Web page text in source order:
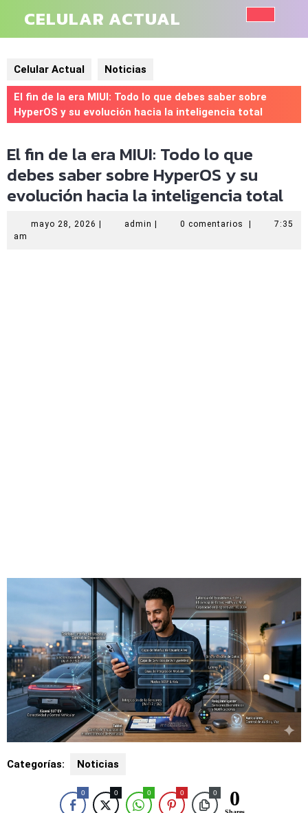
contenido
CELULAR ACTUAL
Celular Actual Noticias
El fin de la era MIUI: Todo lo que debes saber sobre
HyperOS y su evolución hacia la inteligencia total
El fin de la era MIUI: Todo lo que
debes saber sobre HyperOS y su
evolución hacia la inteligencia total
mayo 28, 2026 mayo
admin admin 0 comentarios
7:35
am
Categorías: Noticias
0 0 0 0 0 0